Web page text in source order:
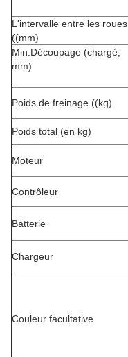
L'intervalle entre les roues
((mm)
Min.Découpage (chargé,
mm)
Poids de freinage ((kg)
Poids total (en kg)
Moteur
Contrôleur
Batterie
Chargeur
Couleur facultative